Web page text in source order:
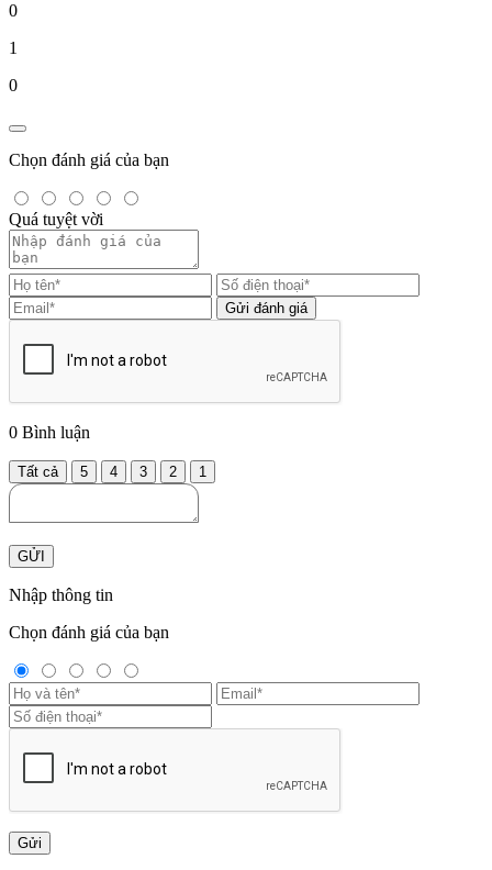
0
1
0
Chọn đánh giá của bạn
Quá tuyệt vời
Gửi đánh giá
0 Bình luận
Tất cả 5 4 3 2 1
GỬI
Nhập thông tin
Chọn đánh giá của bạn
Gửi